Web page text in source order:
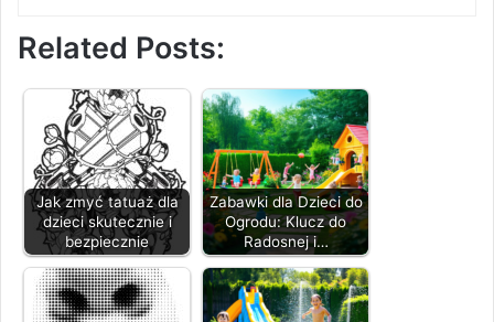
Related Posts:
Jak zmyć tatuaż dla
dzieci skutecznie i
bezpiecznie
Zabawki dla Dzieci do
Ogrodu: Klucz do
Radosnej i…